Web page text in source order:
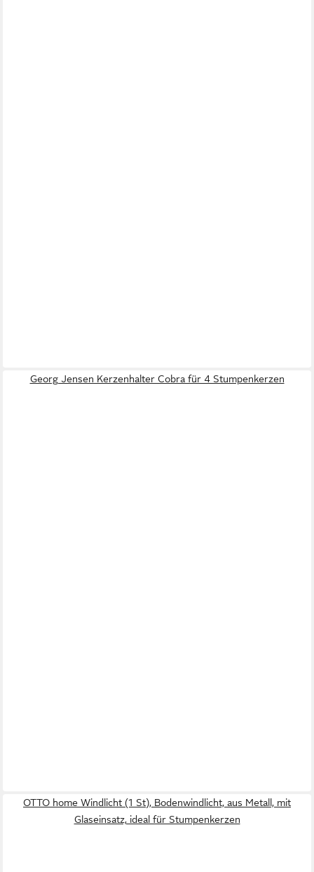
Georg Jensen Kerzenhalter Cobra für 4 Stumpenkerzen
OTTO home Windlicht (1 St), Bodenwindlicht, aus Metall, mit
Glaseinsatz, ideal für Stumpenkerzen